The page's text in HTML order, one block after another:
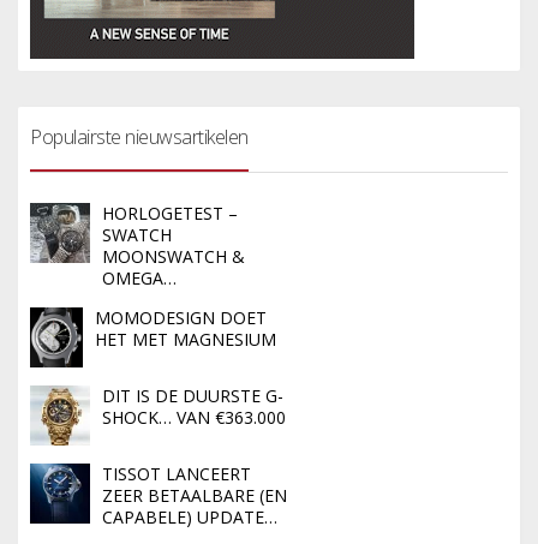
Populairste nieuwsartikelen
HORLOGETEST –
SWATCH
MOONSWATCH &
OMEGA…
MOMODESIGN DOET
HET MET MAGNESIUM
DIT IS DE DUURSTE G-
SHOCK… VAN €363.000
TISSOT LANCEERT
ZEER BETAALBARE (EN
CAPABELE) UPDATE…